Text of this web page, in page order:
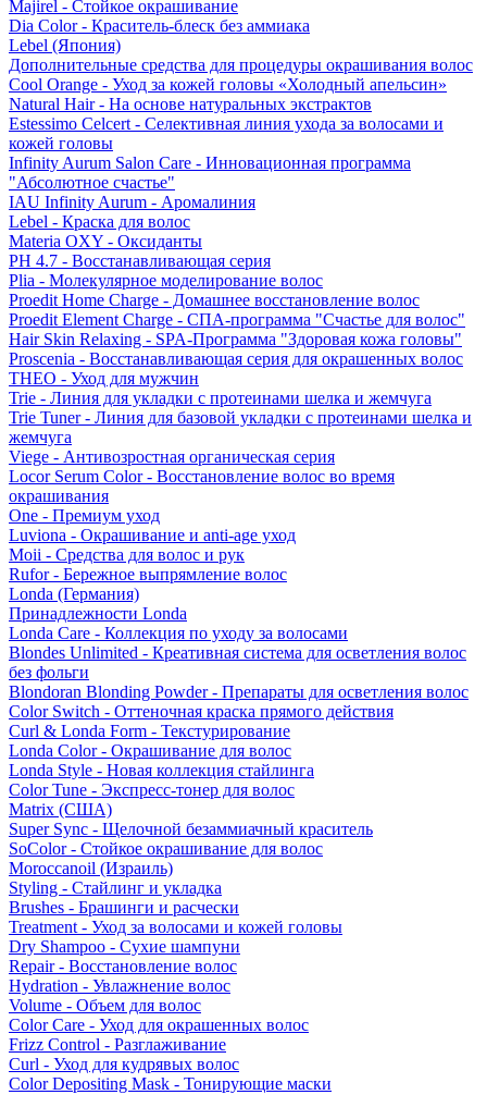
Majirel - Стойкое окрашивание
Dia Color - Краситель-блеск без аммиака
Lebel (Япония)
Дополнительные средства для процедуры окрашивания волос
Cool Orange - Уход за кожей головы «Холодный апельсин»
Natural Hair - На основе натуральных экстрактов
Estessimo Celcert - Селективная линия ухода за волосами и
кожей головы
Infinity Aurum Salon Care - Инновационная программа
"Абсолютное счастье"
IAU Infinity Aurum - Аромалиния
Lebel - Краска для волос
Materia OXY - Оксиданты
PH 4.7 - Восстанавливающая серия
Plia - Молекулярное моделирование волос
Proedit Home Charge - Домашнее восстановление волос
Proedit Element Charge - СПА-программа "Счастье для волос"
Hair Skin Relaxing - SPA-Программа "Здоровая кожа головы"
Proscenia - Восстанавливающая серия для окрашенных волос
THEO - Уход для мужчин
Trie - Линия для укладки с протеинами шелка и жемчуга
Trie Tuner - Линия для базовой укладки с протеинами шелка и
жемчуга
Viege - Антивозростная органическая серия
Locor Serum Color - Восстановление волос во время
окрашивания
One - Премиум уход
Luviona - Окрашивание и anti-age уход
Moii - Средства для волос и рук
Rufor - Бережное выпрямление волос
Londa (Германия)
Принадлежности Londa
Londa Care - Коллекция по уходу за волосами
Blondes Unlimited - Креативная система для осветления волос
без фольги
Blondoran Blonding Powder - Препараты для осветления волос
Color Switch - Оттеночная краска прямого действия
Curl & Londa Form - Текстурирование
Londa Color - Окрашивание для волос
Londa Style - Новая коллекция стайлинга
Color Tune - Экспресс-тонер для волос
Matrix (США)
Super Sync - Щелочной безаммиачный краситель
SoColor - Стойкое окрашивание для волос
Moroccanoil (Израиль)
Styling - Стайлинг и укладка
Brushes - Брашинги и расчески
Treatment - Уход за волосами и кожей головы
Dry Shampoo - Сухие шампуни
Repair - Восстановление волос
Hydration - Увлажнение волос
Volume - Объем для волос
Color Care - Уход для окрашенных волос
Frizz Control - Разглаживание
Curl - Уход для кудрявых волос
Color Depositing Mask - Тонирующие маски